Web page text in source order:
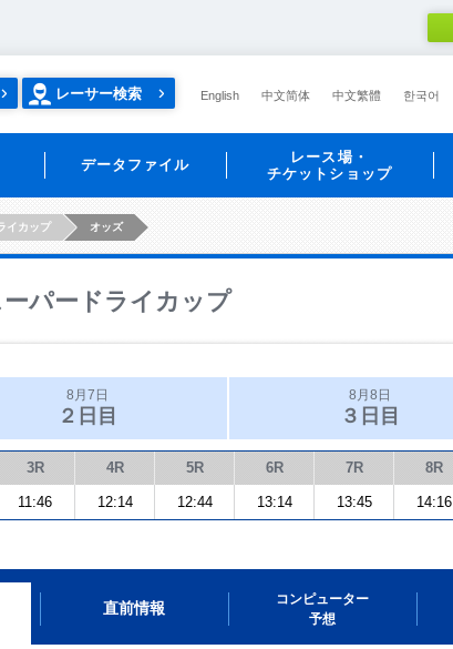
レーサー検索 English 中文简体 中文繁體 한국어
データファイル
レース場・
チケットショップ
イカップ オッズ
パードライカップ
8月7日
２日目
8月8日
３日目
3R 4R 5R 6R 7R 8R
11:46 12:14 12:44 13:14 13:45 14:16
直前情報
コンピューター
予想